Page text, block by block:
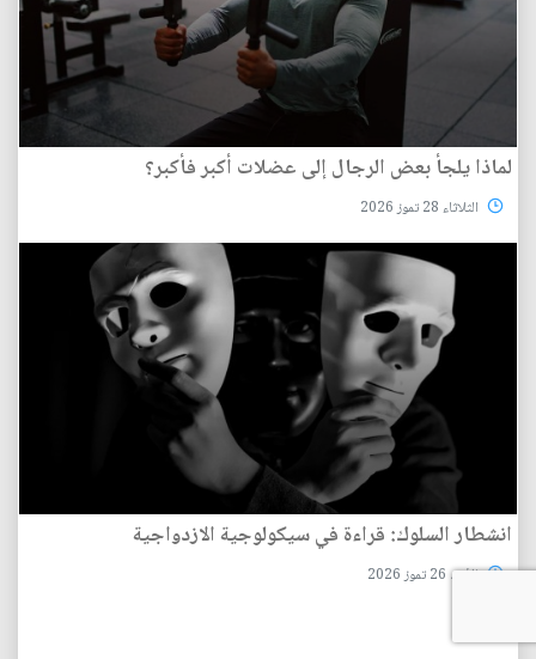
لماذا يلجأ بعض الرجال إلى عضلات أكبر فأكبر؟
الثلاثاء 28 تموز 2026
انشطار السلوك: قراءة في سيكولوجية الازدواجية
الأحد 26 تموز 2026